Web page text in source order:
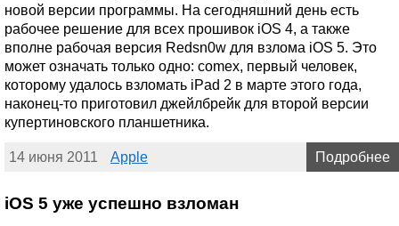
новой версии программы. На сегодняшний день есть
рабочее решение для всех прошивок iOS 4, а также
вполне рабочая версия Redsn0w для взлома iOS 5. Это
может означать только одно: comex, первый человек,
которому удалось взломать iPad 2 в марте этого года,
наконец-то приготовил джейлбрейк для второй версии
купертиновского планшетника.
14 июня 2011 Apple Подробнее
iOS 5 уже успешно взломан